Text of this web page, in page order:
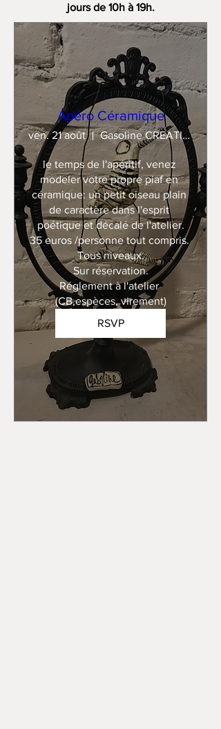
jours de 10h à 19h.
Apéro Céramique
ven. 21 août Gasoline CREATION
le temps de l'apéritif, venez
modeler votre propre piaf en
céramique: un petit oiseau plain
de caractère dans l'esprit
poétique et décalé de l'atelier.
35 euros /personne tout compris.
Tous niveaux.
Sur réservation.
Réglement à l'atelier
(CB,espèces, virement)
RSVP